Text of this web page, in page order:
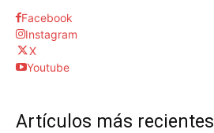
Facebook
Instagram
X
Youtube
Artículos más recientes